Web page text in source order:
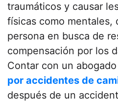
traumáticos y causar
físicas como mentales,
persona en busca de
compensación por los
Contar con un
por accidentes de
después de un